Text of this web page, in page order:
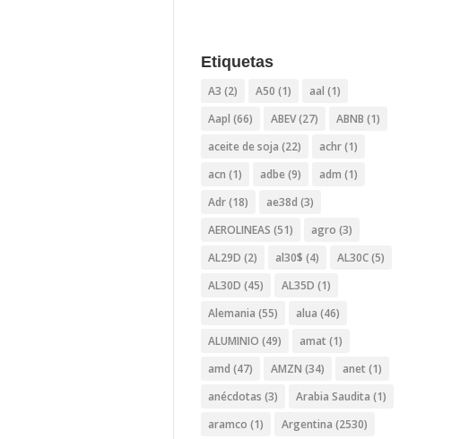
Etiquetas
A3 (2) A50 (1) aal (1)
Aapl (66) ABEV(27) ABNB (1)
aceite de soja (22) achr(1)
acn (1) adbe (9) adm (1)
Adr(18) ae38d (3)
AEROLINEAS (51) agro (3)
AL29D (2) al30$ (4) AL30C(5)
AL30D (45) AL35D (1)
Alemania (55) alua (46)
ALUMINIO (49) amat (1)
amd (47) AMZN (34) anet (1)
anécdotas (3) Arabia Saudita (1)
aramco (1) Argentina (2530)